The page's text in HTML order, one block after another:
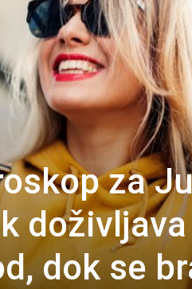
za
dok se